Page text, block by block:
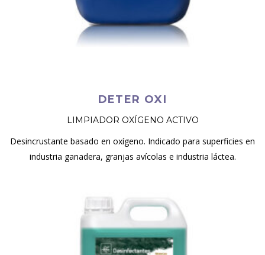
DETER OXI
LIMPIADOR OXÍGENO ACTIVO
Desincrustante basado en oxígeno. Indicado para superficies en
industria ganadera, granjas avícolas e industria láctea.